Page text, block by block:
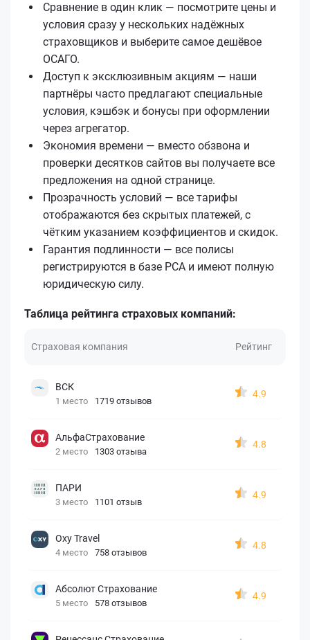
Сравнение в один клик — посмотрите цены и
условия сразу у нескольких надёжных
страховщиков и выберите самое дешёвое
ОСАГО.
Доступ к эксклюзивным акциям — наши
партнёры часто предлагают специальные
условия, кэшбэк и бонусы при оформлении
через агрегатор.
Экономия времени — вместо обзвона и
проверки десятков сайтов вы получаете все
предложения на одной странице.
Прозрачность условий — все тарифы
отображаются без скрытых платежей, с
чётким указанием коэффициентов и скидок.
Гарантия подлинности — все полисы
регистрируются в базе РСА и имеют полную
юридическую силу.
Таблица рейтинга страховых компаний:
Страховая компания Рейтинг
ВСК
1 место 1719 отзывов
4.9
АльфаСтрахование
2 место 1303 отзыва
4.8
ПАРИ
3 место 1101 отзыв
4.9
Oxy Travel
4 место 758 отзывов
4.8
Абсолют Страхование
5 место 578 отзывов
4.9